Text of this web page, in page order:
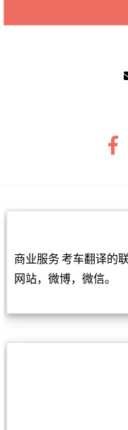
商业服务 考车翻译的
网站，微博，微信。